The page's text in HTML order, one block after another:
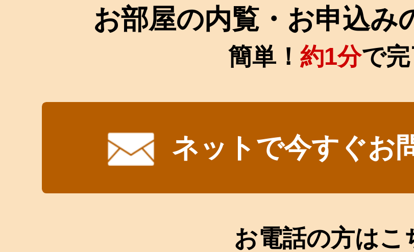
お部屋の内覧・お申込み
簡単！ 約1分で完
ネットで今すぐお
お電話の方はこ